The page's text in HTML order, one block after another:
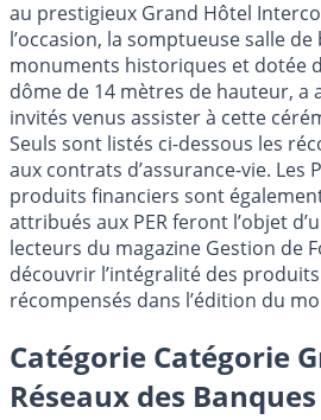
au prestigieux Grand Hôtel
l’occasion, la somptueuse salle de
monuments historiques et dotée
dôme de 14 mètres de hauteur, a
invités venus assister à cette
Seuls sont listés ci-dessous les
aux contrats d’assurance-vie. Les
produits financiers sont
attribués aux PER feront l’objet
lecteurs du magazine Gestion de
découvrir l’intégralité des
récompensés dans l’édition du
Catégorie Catégorie
Réseaux des